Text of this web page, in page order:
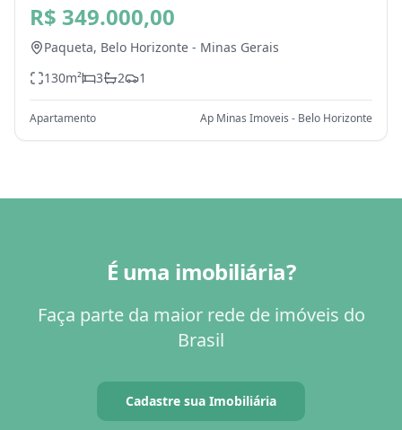
Belo Horizonte - MG
R$ 349.000,00
Paqueta, Belo Horizonte - Minas Gerais
130m² 3 2 1
Apartamento Ap Minas Imoveis - Belo Horizonte
É uma imobiliária?
Faça parte da maior rede de imóveis do
Brasil
Cadastre sua Imobiliária